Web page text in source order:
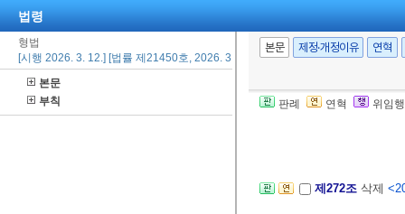
법령
형법
[시행 2026. 3. 12.] [법률 제21450호, 2026. 3. 12., 일부개정]
본문
부칙
본문 제정·개정이유 연혁
판례 연혁 위임
② 자기 또는
③ 제1항의 죄
④ 제2항의 죄
제272조 삭제